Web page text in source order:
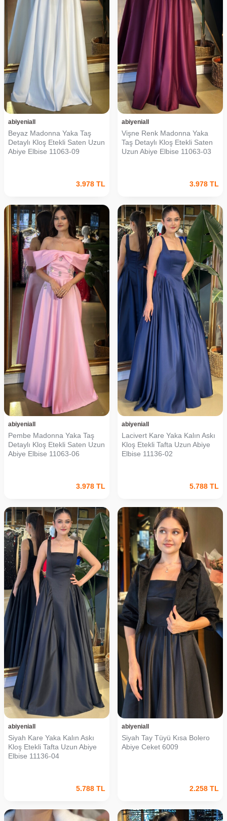
abiyeniall
Beyaz Madonna Yaka Taş
Detaylı Kloş Etekli Saten Uzun
Abiye Elbise 11063-09
3.978 TL
abiyeniall
Vişne Renk Madonna Yaka
Taş Detaylı Kloş Etekli Saten
Uzun Abiye Elbise 11063-03
3.978 TL
abiyeniall
Pembe Madonna Yaka Taş
Detaylı Kloş Etekli Saten Uzun
Abiye Elbise 11063-06
3.978 TL
abiyeniall
Lacivert Kare Yaka Kalın Askı
Kloş Etekli Tafta Uzun Abiye
Elbise 11136-02
5.788 TL
abiyeniall
Siyah Kare Yaka Kalın Askı
Kloş Etekli Tafta Uzun Abiye
Elbise 11136-04
5.788 TL
abiyeniall
Siyah Tay Tüyü Kısa Bolero
Abiye Ceket 6009
2.258 TL